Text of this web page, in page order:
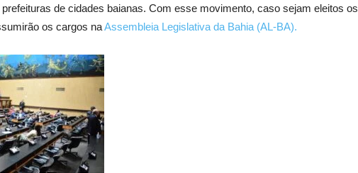
de cidades baianas. Com esse movimento, caso sejam eleitos os
os cargos naAssembleia Legislativa da Bahia (AL-BA).